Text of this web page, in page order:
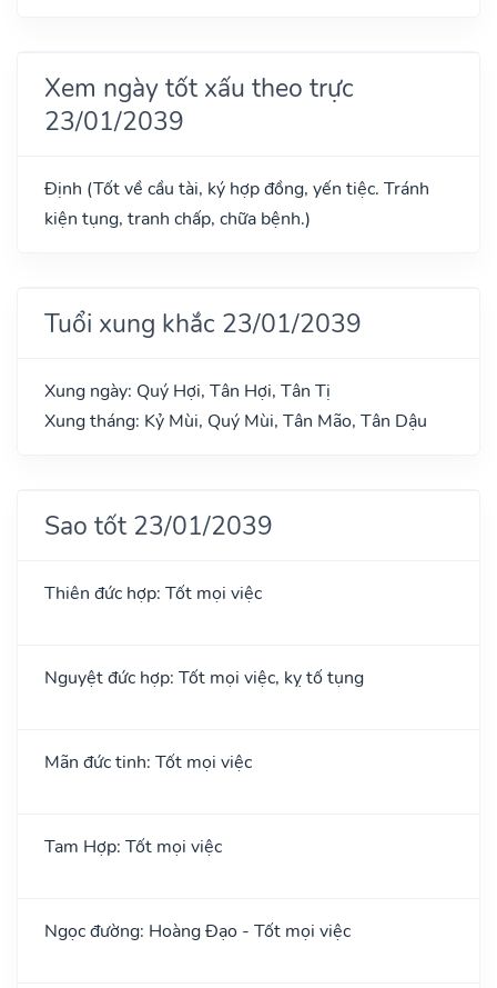
Xem ngày tốt xấu theo trực
23/01/2039
Định (Tốt về cầu tài, ký hợp đồng, yến tiệc. Tránh
kiện tụng, tranh chấp, chữa bệnh.)
Tuổi xung khắc 23/01/2039
Xung ngày: Quý Hợi, Tân Hợi, Tân Tị
Xung tháng: Kỷ Mùi, Quý Mùi, Tân Mão, Tân Dậu
Sao tốt 23/01/2039
Thiên đức hợp: Tốt mọi việc
Nguyệt đức hợp: Tốt mọi việc, kỵ tố tụng
Mãn đức tinh: Tốt mọi việc
Tam Hợp: Tốt mọi việc
Ngọc đường: Hoàng Đạo - Tốt mọi việc